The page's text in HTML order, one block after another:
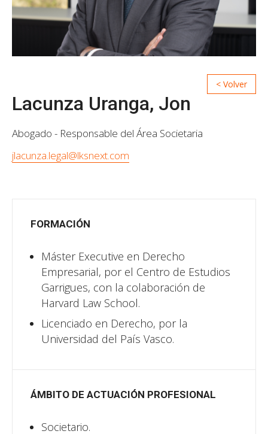
Lacunza Uranga, Jon
Abogado - Responsable del Área Societaria
jlacunza.legal@lksnext.com
FORMACIÓN
Máster Executive en Derecho
Empresarial, por el Centro de Estudios
Garrigues, con la colaboración de
Harvard Law School.
Licenciado en Derecho, por la
Universidad del País Vasco.
ÁMBITO DE ACTUACIÓN PROFESIONAL
Societario.